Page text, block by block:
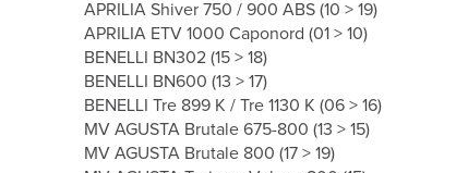
APRILIA Shiver 750 / 900 ABS (10 > 19)
APRILIA ETV 1000 Caponord (01 > 10)
BENELLI BN302 (15 > 18)
BENELLI BN600 (13 > 17)
BENELLI Tre 899 K / Tre 1130 K (06 > 16)
MV AGUSTA Brutale 675-800 (13 > 15)
MV AGUSTA Brutale 800 (17 > 19)